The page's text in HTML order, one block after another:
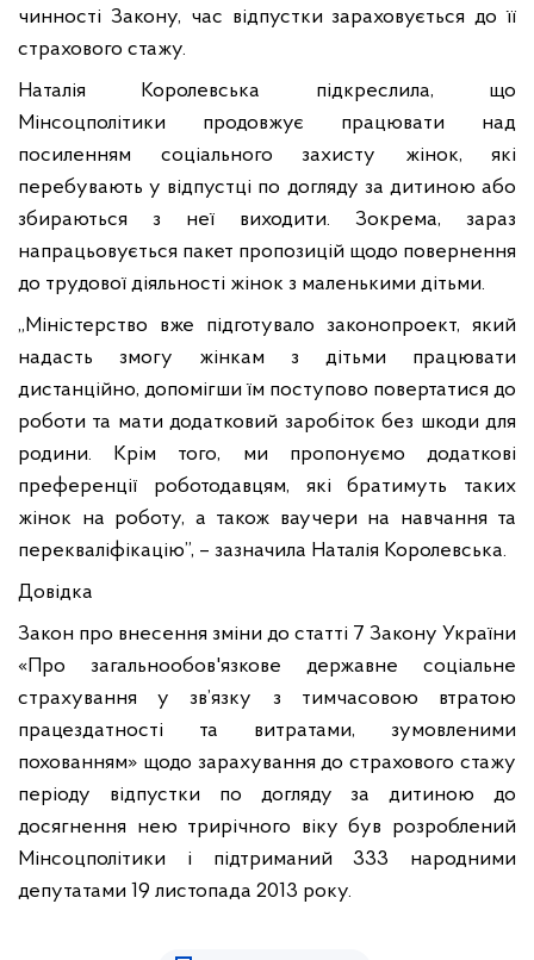
чинності Закону, час відпустки зараховується до її
страхового стажу.
Наталія Королевська підкреслила, що
Мінсоцполітики продовжує працювати над
посиленням соціального захисту жінок, які
перебувають у відпустці по догляду за дитиною або
збираються з неї виходити. Зокрема, зараз
напрацьовується пакет пропозицій щодо повернення
до трудової діяльності жінок з маленькими дітьми.
„Міністерство вже підготувало законопроект, який
надасть змогу жінкам з дітьми працювати
дистанційно, допомігши їм поступово повертатися до
роботи та мати додатковий заробіток без шкоди для
родини. Крім того, ми пропонуємо додаткові
преференції роботодавцям, які братимуть таких
жінок на роботу, а також ваучери на навчання та
перекваліфікацію”, – зазначила Наталія Королевська.
Довідка
Закон про внесення зміни до статті 7 Закону України
«Про загальнообов'язкове державне соціальне
страхування у зв’язку з тимчасовою втратою
працездатності та витратами, зумовленими
похованням» щодо зарахування до страхового стажу
періоду відпустки по догляду за дитиною до
досягнення нею трирічного віку був розроблений
Мінсоцполітики і підтриманий 333 народними
депутатами 19 листопада 2013 року.